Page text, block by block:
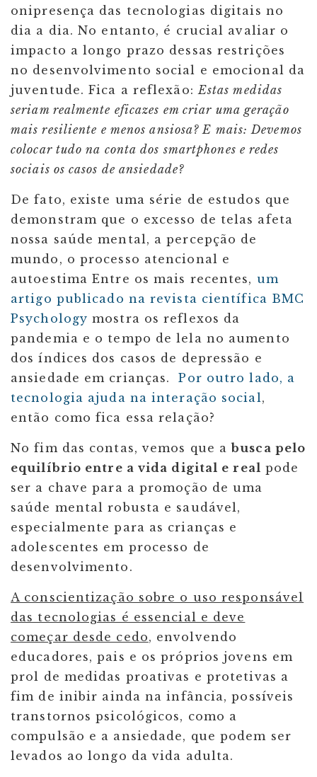
onipresença das tecnologias digitais no
dia a dia. No entanto, é crucial avaliar o
impacto a longo prazo dessas restrições
no desenvolvimento social e emocional da
juventude. Fica a reflexão:Estas medidas
seriam realmente eficazes em criar uma geração
mais resiliente e menos ansiosa? E mais: Devemos
colocar tudo na conta dos smartphones e redes
sociais os casos de ansiedade?
De fato, existe uma série de estudos que
demonstram que o excesso de telas afeta
nossa saúde mental, a percepção de
mundo, o processo atencional e
autoestima Entre os mais recentes, um
artigo publicado na revista científica BMC
Psychologymostra os reflexos da
pandemia e o tempo de lela no aumento
dos índices dos casos de depressão e
ansiedade em crianças.
Por outro lado, a
tecnologia ajuda na interação social,
então como fica essa relação?
No fim das contas, vemos que abusca pelo
equilíbrio entre a vida digital e real pode
ser a chave para a promoção de uma
saúde mental robusta e saudável,
especialmente para as crianças e
adolescentes em processo de
desenvolvimento.
A conscientização sobre o uso responsável
das tecnologias é essencial e deve
começar desde cedo, envolvendo
educadores, pais e os próprios jovens em
prol de medidas proativas e protetivas a
fim de inibir ainda na infância, possíveis
transtornos psicológicos, como a
compulsão e a ansiedade, que podem ser
levados ao longo da vida adulta.